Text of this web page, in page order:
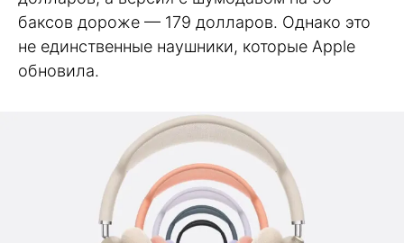
баксов дороже — 179 долларов. Однако это
не единственные наушники, которые Apple
обновила.